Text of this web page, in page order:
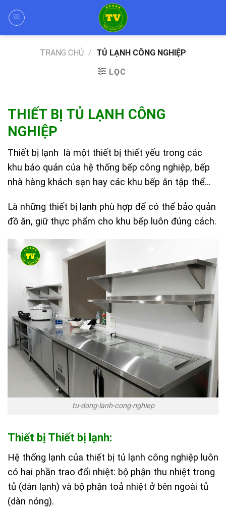
TRANG CHỦ / TỦ LẠNH CÔNG NGHIỆP
LỌC
THIẾT BỊ TỦ LẠNH CÔNG
NGHIỆP
Thiết bị lạnh là một thiết bị thiết yếu trong các
khu bảo quản của hệ thống bếp công nghiệp, bếp
nhà hàng khách sạn hay các khu bếp ăn tập thể…
Là những thiết bị lạnh phù hợp để có thể bảo quản
đồ ăn, giữ thực phẩm cho khu bếp luôn đúng cách.
tu-dong-lanh-cong-nghiep
Thiết bị Thiết bị lạnh:
Hệ thống lạnh của thiết bị tủ lạnh công nghiệp luôn
có hai phần trao đổi nhiệt: bộ phận thu nhiệt trong
tủ (dàn lạnh) và bộ phận toả nhiệt ở bên ngoài tủ
(dàn nóng).